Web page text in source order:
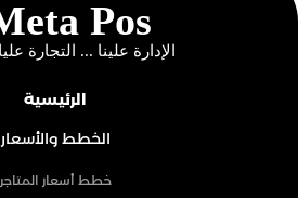
الرئيسية
الخطط والأسعار
خطط أسعار المتاجر